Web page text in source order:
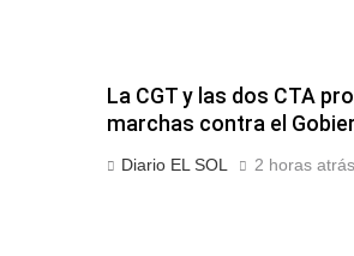
La CGT y las dos CTA
marchas contra el
Diario EL SOL 2 horas atrás